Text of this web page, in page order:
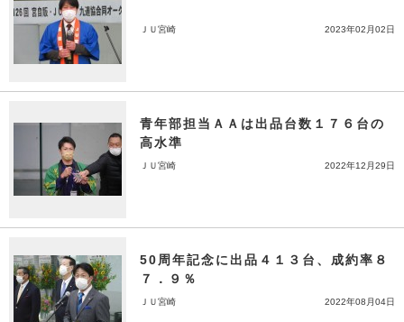
ＪＵ宮崎 2023年02月02日
青年部担当ＡＡは出品台数１７６台の
高水準
ＪＵ宮崎 2022年12月29日
50周年記念に出品４１３台、成約率８
７．９％
ＪＵ宮崎 2022年08月04日